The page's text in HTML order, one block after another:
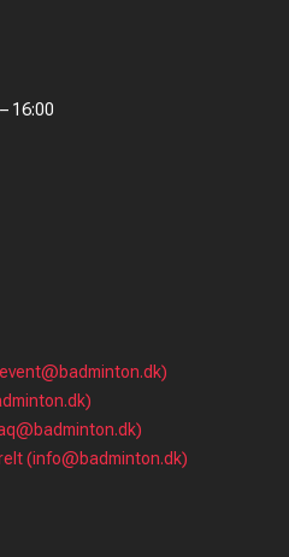
16:00
(info@badminton.dk)